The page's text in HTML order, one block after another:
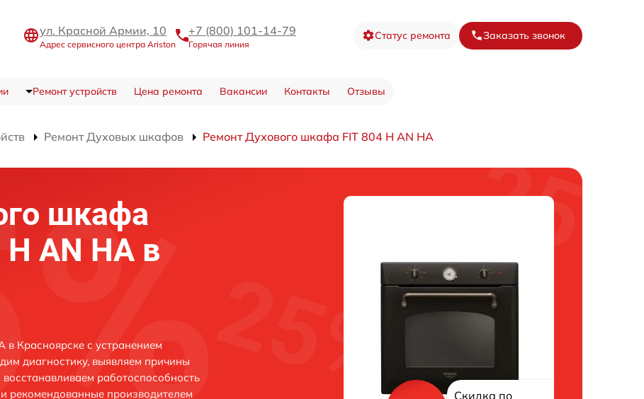
ул. Красной Армии, 10
Адрес сервисного центра Ariston
+7 (800) 101-14-79
Горячая линия
Статус ремонта Заказать звонок
Ремонт устройств Цена ремонта Вакансии Контакты Отзывы
Ремонт Духовых шкафов Ремонт Духового шкафа FIT 804 H AN HA
шкафа
AN HA в
Красноярске с устранением
диагностику, выявляем причины
работоспособность
рекомендованные производителем
Скидка по